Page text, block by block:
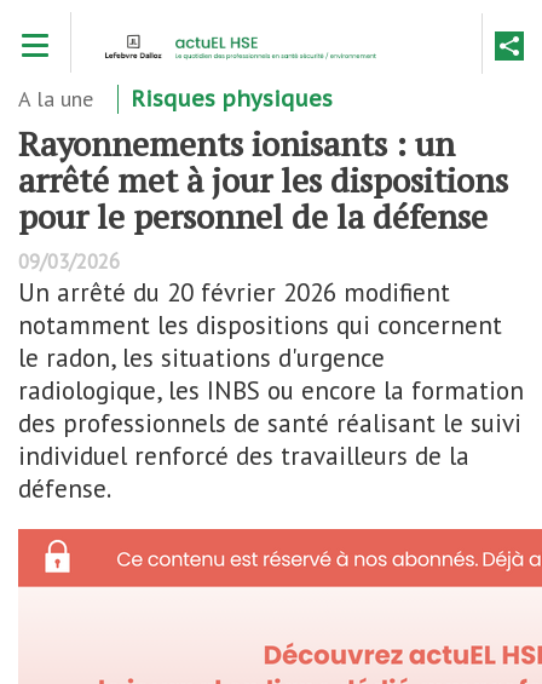
contenu
A la une Risques physiques
Rayonnements ionisants : un
arrêté met à jour les dispositions
pour le personnel de la défense
09/03/2026
Un arrêté du 20 février 2026 modifient
notamment les dispositions qui concernent
le radon, les situations d'urgence
radiologique, les INBS ou encore la formation
des professionnels de santé réalisant le suivi
individuel renforcé des travailleurs de la
défense.